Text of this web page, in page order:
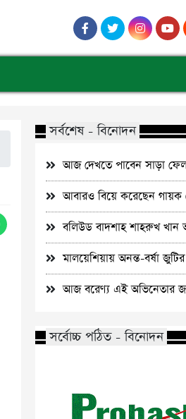
সর্বশেষ - বিনোদন
আজ দেখতে পাবেন সাড়া
আবারও বিয়ে করেছেন গায়ক
বলিউড বাদশাহ শাহরুখ
মালয়েশিয়ায় অনন্ত-বর্ষা
আজ বরেণ্য এই অভিনেতার
সর্বোচ্চ পঠিত - বিনোদন